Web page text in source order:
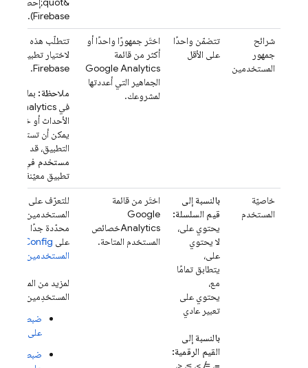
Firebase).
شرائح
جمهور
المستخدمين
تتضمّن واحدًا
على الأقل
اختَر جمهورًا واحدًا أو
أكثر من قائمة
Google Analytics
الجماهير التي أعددتها
لمشروعك.
تتطلّب هذه
لاختيار تطبيق
Firebase.
ملاحظة: بما أنّ
في Analytics
الأحداث أو خصائص
يمكن أن تستند
التطبيق، قد
مستخدم في
تطبيق معيّنة بعض
خاصيّة
المستخدم
بالنسبة إلى
قيم السلسلة:
يحتوي على،
لا يحتوي
على،
يتطابق تمامًا
مع،
يحتوي على
تعبير عادي
بالنسبة إلى
القيم الرقمية:
اختَر من قائمة
Google
Analyticsخصائص
المستخدم المتاحة.
للتعرّف على
المستخدمين
محدّدة جدًا من
على Config
المستخدمين
لمزيد من
المستخدِمين، اطّلِع
ضبط
على أجهزة Apple
ضبط